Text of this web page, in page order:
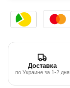
Доставка
по Украине за 1-2 дня